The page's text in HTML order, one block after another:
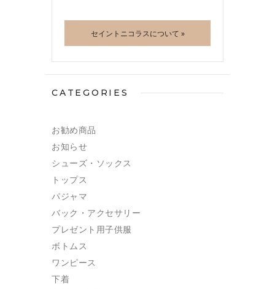
セイントニコラスについて »
CATEGORIES
お勧め商品
お知らせ
シューズ・ソックス
トップス
パジャマ
バック・アクセサリー
プレゼント用子供服
ボトムス
ワンピース
下着